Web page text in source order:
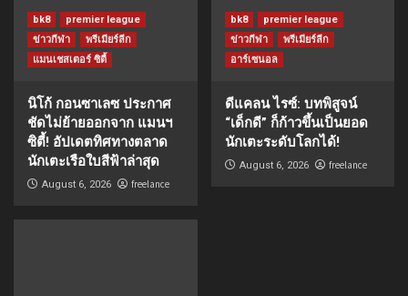
bk8
premier league
ข่าวกีฬา
พรีเมียร์ลีก
แมนเชสเตอร์ ซิตี้
นิโก้ กอนซาเลซ ประกาศ
ชัดไม่ย้ายออกจาก แมนฯ
ซิตี้! อัปเดตทิศทางตลาด
นักเตะเรือใบสีฟ้าล่าสุด
August 6, 2026 freelance
bk8
premier league
ข่าวกีฬา
พรีเมียร์ลีก
อาร์เซนอล
ดีแคลน ไรซ์: บทพิสูจน์
“เด็กดี” ก็ก้าวขึ้นเป็นยอด
นักเตะระดับโลกได้!
August 6, 2026 freelance